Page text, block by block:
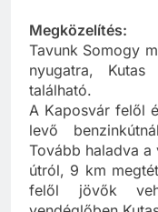
Megközelítés:
Tavunk Somogy
nyugatra,
található.
A Kaposvár felől
levő
Tovább haladva a
útról, 9 km
felől jövők